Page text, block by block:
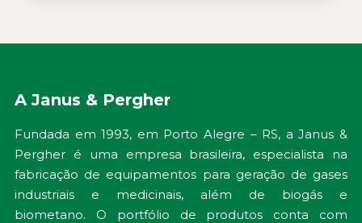
A Janus & Pergher
Fundada em 1993, em Porto Alegre – RS, a Janus &
Pergher é uma empresa brasileira, especialista na
fabricação de equipamentos para geração de gases
industriais e medicinais, além de biogás e
biometano. O portfólio de produtos conta com